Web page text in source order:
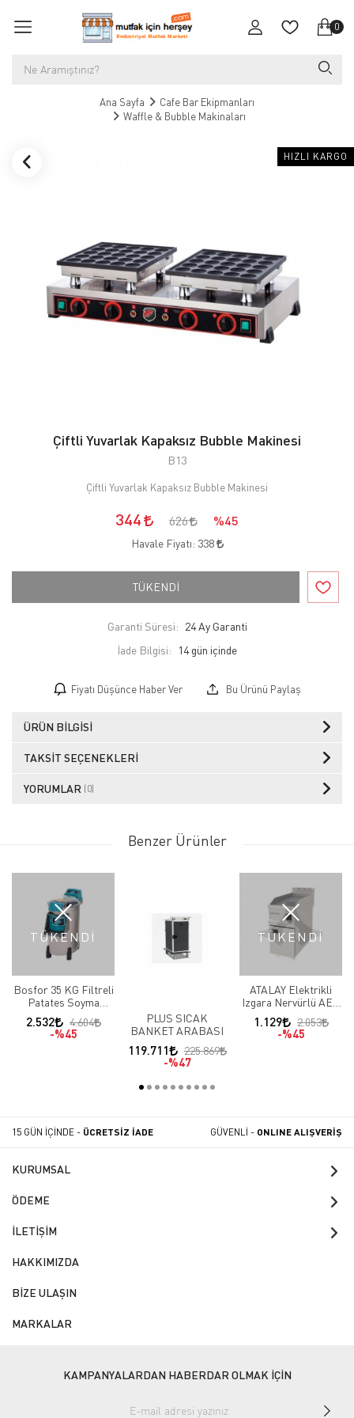
0
Ana Sayfa
Cafe Bar Ekipmanları
Waffle & Bubble Makinaları
HIZLI KARGO
Çiftli Yuvarlak Kapaksız Bubble Makinesi
B13
Çiftli Yuvarlak Kapaksız Bubble Makinesi
344 626 %45
Havale Fiyatı: 338
TÜKENDİ
Garanti Süresi: 24 Ay Garanti
İade Bilgisi:
Fiyatı Düşünce Haber Ver Bu Ürünü Paylaş
ÜRÜN BILGISI
TAKSIT SEÇENEKLERI
YORUMLAR (0)
Benzer Ürünler
TÜKENDİ
Bosfor 35 KG Filtreli
Patates Soyma
Makinası UPS-35FM
220V
2.532
4.604
%45
PLUS SICAK
BANKET ARABASI
119.711
225.869
%47
TÜKENDİ
ATALAY Elektrikli
Izgara Nervürlü AEI-
490 / N 400x900
1.129
2.053
%45
15 GÜN İÇİNDE - ÜCRETSİZ İADE GÜVENLİ - ONLINE ALIŞVERİŞ
KURUMSAL
ÖDEME
İLETİŞİM
HAKKIMIZDA
BİZE ULAŞIN
MARKALAR
KAMPANYALARDAN HABERDAR OLMAK İÇİN